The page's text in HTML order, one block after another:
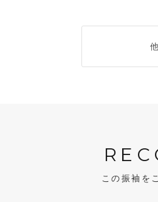
この振袖を